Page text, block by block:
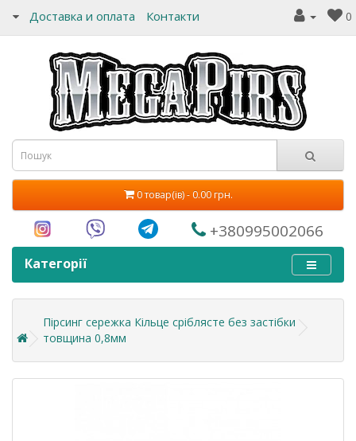
Доставка и оплата Контакти 0
0 товар(ів) - 0.00 грн.
+380995002066
Категорії
Пірсинг сережка Кільце сріблясте без застібки
товщина 0,8мм